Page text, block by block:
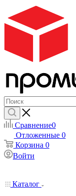
Сравнение0
Отложенные 0
Корзина 0
Войти
Каталог